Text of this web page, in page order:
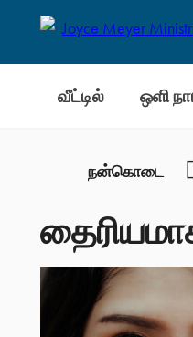
வீட்டில் ஒளி
நன்கொடை